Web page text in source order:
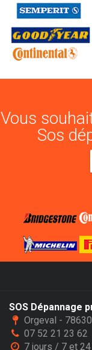
Vous
Sos
SOS Dépannage
Orgeval - 78630
07 52 21 23 62
7 jours / 7 et